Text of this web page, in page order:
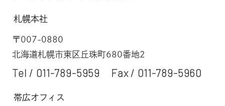
札幌本社
〒007-0880
北海道札幌市東区丘珠町680番地2
Tel / 011-789-5959 Fax / 011-789-5960
帯広オフィス